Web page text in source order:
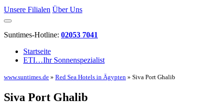
Unsere Filialen Über Uns
Suntimes-Hotline: 02053 7041
Startseite
ETI…Ihr Sonnenspezialist
www.suntimes.de » Red Sea Hotels in Ägypten » Siva Port Ghalib
Siva Port Ghalib